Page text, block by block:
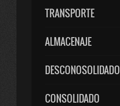
TRANSPORTE
ALMACENAJE
DESCONOSOLIDADO
CONSOLIDADO